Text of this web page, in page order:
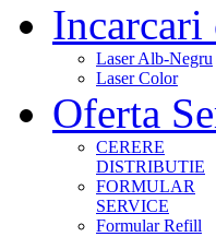
Incarcari
Laser Alb-Negru
Laser Color
Oferta
CERERE
DISTRIBUTIE
FORMULAR
SERVICE
Formular Refill